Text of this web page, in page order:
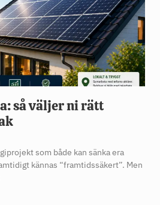
så väljer ni rätt
som både kan sänka era
kännas “framtidssäkert”. Men